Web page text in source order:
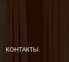
КОНТАКТЫ